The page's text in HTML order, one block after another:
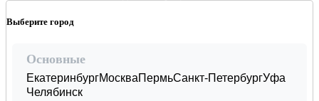
Выберите город
Основные
ЕкатеринбургМоскваПермьСанкт-ПетербургУфа
Челябинск